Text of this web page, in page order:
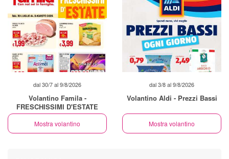
dal 30/7 al 9/8/2026
Volantino Famila -
FRESCHISSIMI D'ESTATE
Mostra volantino
dal 3/8 al 9/8/2026
Volantino Aldi - Prezzi Bassi
Mostra volantino